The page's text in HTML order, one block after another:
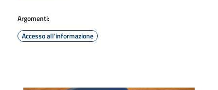
Argomenti:
Accesso all'informazione